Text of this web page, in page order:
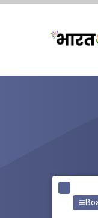
Skip